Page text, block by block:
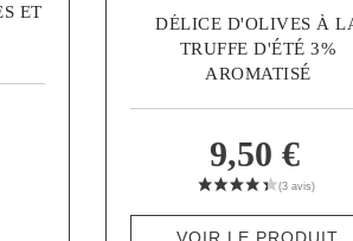
ET
DÉLICE D'OLIVES À
TRUFFE D'ÉTÉ 3%
AROMATISÉ
9,50 €